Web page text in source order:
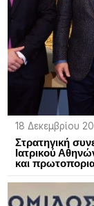
18 Δεκεμβρίου
Στρατηγική
Ιατρικού
και